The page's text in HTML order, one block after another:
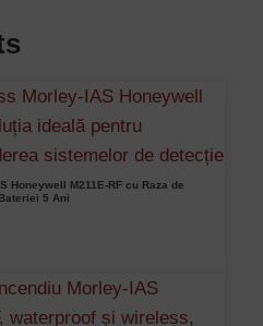
Honeywell M211E-RF cu Raza de
5 Ani